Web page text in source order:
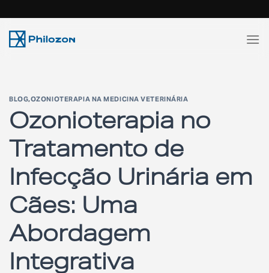
BLOG,OZONIOTERAPIA NA MEDICINA VETERINÁRIA
Ozonioterapia no
Tratamento de
Infecção Urinária em
Cães: Uma
Abordagem
Integrativa